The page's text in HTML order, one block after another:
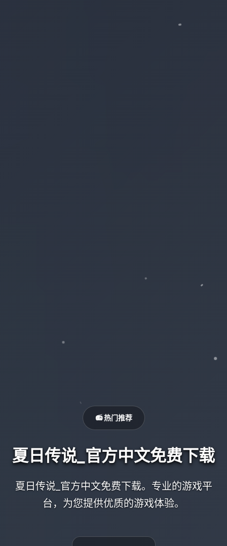
📻 热门推荐
夏日传说_官方中文免费下载
夏日传说_官方中文免费下载。专业的游戏平
台，为您提供优质的游戏体验。